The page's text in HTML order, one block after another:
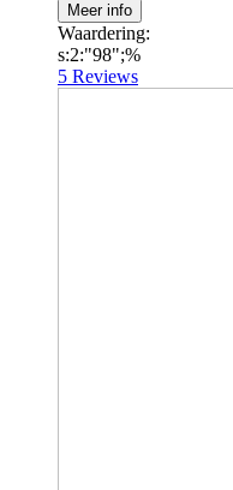
Meer info
Waardering:
s:2:"98";%
5 Reviews